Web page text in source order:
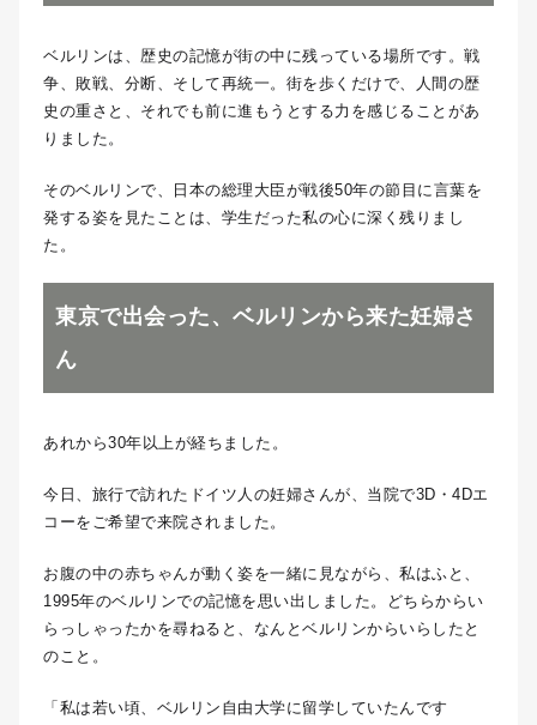
ベルリンは、歴史の記憶が街の中に残っている場所です。戦
争、敗戦、分断、そして再統一。街を歩くだけで、人間の歴
史の重さと、それでも前に進もうとする力を感じることがあ
りました。
そのベルリンで、日本の総理大臣が戦後50年の節目に言葉を
発する姿を見たことは、学生だった私の心に深く残りまし
た。
東京で出会った、ベルリンから来た妊婦さ
ん
あれから30年以上が経ちました。
今日、旅行で訪れたドイツ人の妊婦さんが、当院で3D・4Dエ
コーをご希望で来院されました。
お腹の中の赤ちゃんが動く姿を一緒に見ながら、私はふと、
1995年のベルリンでの記憶を思い出しました。どちらからい
らっしゃったかを尋ねると、なんとベルリンからいらしたと
のこと。
「私は若い頃、ベルリン自由大学に留学していたんです